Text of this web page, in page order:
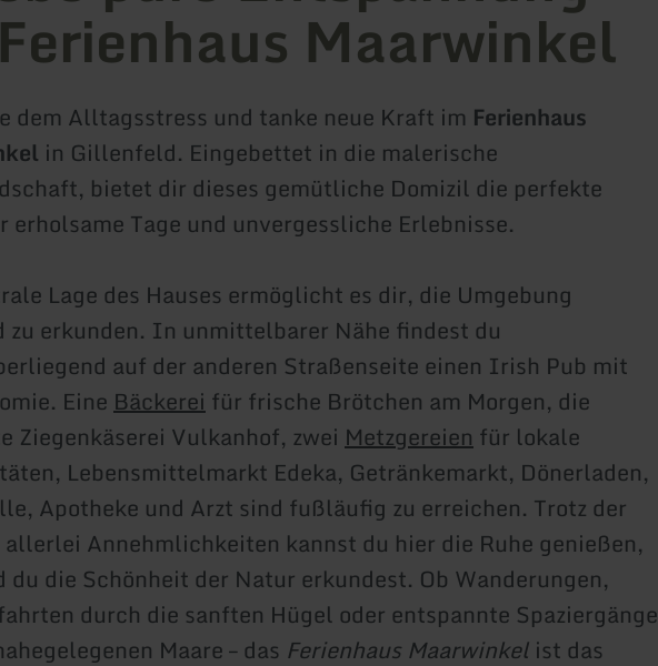
Maarwinkel
dem Alltagsstress und tanke neue Kraft im Ferienhaus
in Gillenfeld. Eingebettet in die malerische
bietet dir dieses gemütliche Domizil die perfekte
erholsame Tage und unvergessliche Erlebnisse.
Lage des Hauses ermöglicht es dir, die Umgebung
zu erkunden. In unmittelbarer Nähe findest du
auf der anderen Straßenseite einen Irish Pub mit
EineBäckereifür frische Brötchen am Morgen, die
Ziegenkäserei Vulkanhof, zwei Metzgereienfür lokale
Lebensmittelmarkt Edeka, Getränkemarkt, Dönerladen,
Apotheke und Arzt sind fußläufig zu erreichen. Trotz der
allerlei Annehmlichkeiten kannst du hier die Ruhe genießen,
du die Schönheit der Natur erkundest. Ob Wanderungen,
durch die sanften Hügel oder entspannte Spaziergänge
Maare – das Ferienhaus Maarwinkel ist das